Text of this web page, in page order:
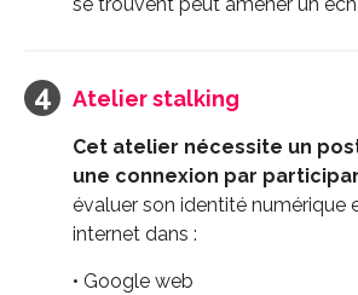
Atelier stalking
Cet atelier nécessite un
une connexion par
évaluer son identité numérique
internet dans :
• Google web